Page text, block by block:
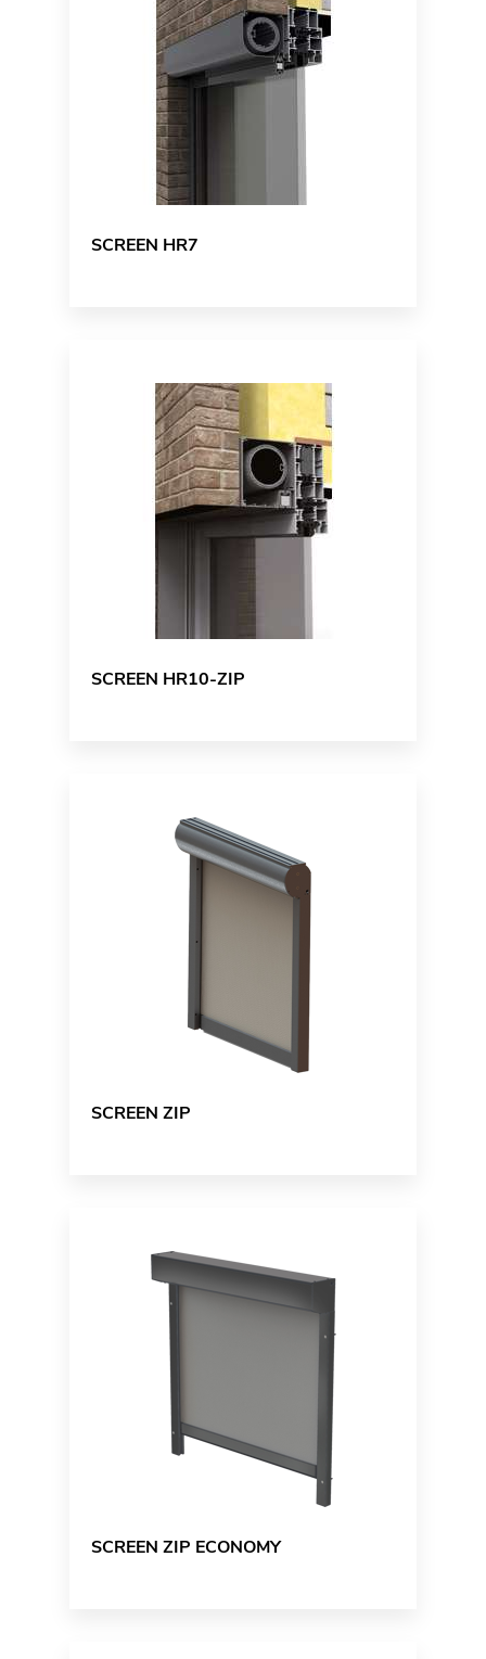
SCREEN HR7
SCREEN HR10-ZIP
SCREEN ZIP
SCREEN ZIP ECONOMY